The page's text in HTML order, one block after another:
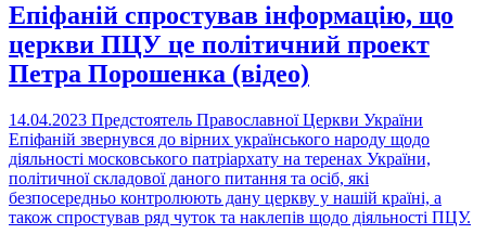
Епіфаній спростував інформацію, що
церкви ПЦУ це політичний проект
Петра Порошенка (відео)
14.04.2023 Предстоятель Православної Церкви України
Епіфаній звернувся до вірних українського народу щодо
діяльності московського патріархату на теренах України,
політичної складової даного питання та осіб, які
безпосередньо контролюють дану церкву у нашій країні, а
також спростував ряд чуток та наклепів щодо діяльності ПЦУ.